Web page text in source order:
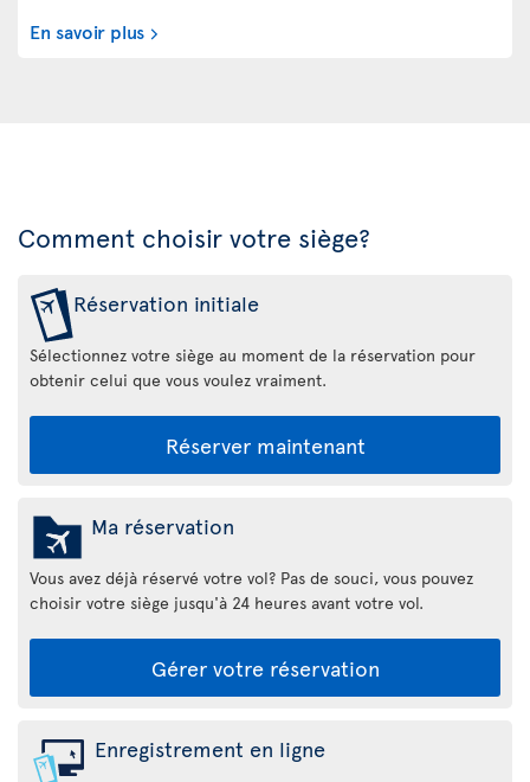
En savoir plus
Comment choisir votre siège?
Réservation initiale
Sélectionnez votre siège au moment de la réservation pour
obtenir celui que vous voulez vraiment.
Réserver maintenant
Ma réservation
Vous avez déjà réservé votre vol? Pas de souci, vous pouvez
choisir votre siège jusqu'à 24 heures avant votre vol.
Gérer votre réservation
Enregistrement en ligne